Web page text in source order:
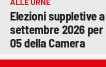
Elezioni suppletive
settembre 2026
05 della Camera